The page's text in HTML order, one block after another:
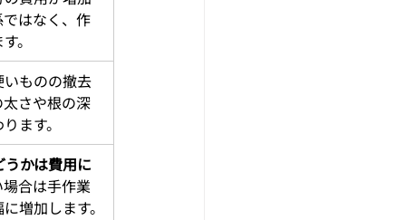
はなく、作
。
ものの撤去
さや根の深
ます。
かは費用に
合は手作業
増加します。